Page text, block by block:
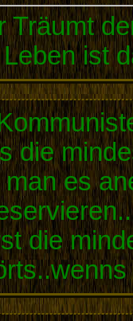
Träumt
ist
die
es
die